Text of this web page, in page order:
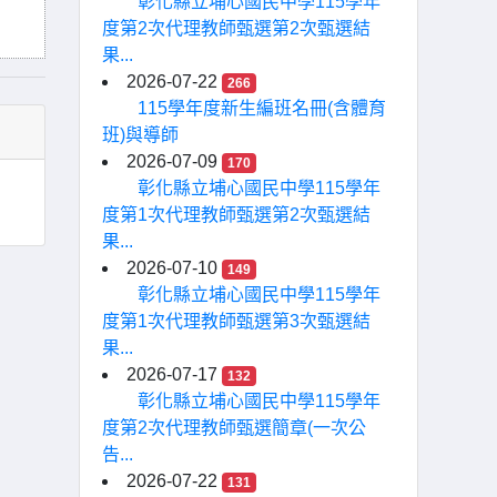
度第2次代理教師甄選第2次甄選結
果...
2026-07-22
266
115學年度新生編班名冊(含體育
班)與導師
2026-07-09
170
彰化縣立埔心國民中學115學年
度第1次代理教師甄選第2次甄選結
果...
2026-07-10
149
彰化縣立埔心國民中學115學年
度第1次代理教師甄選第3次甄選結
果...
2026-07-17
132
彰化縣立埔心國民中學115學年
度第2次代理教師甄選簡章(一次公
告...
2026-07-22
131